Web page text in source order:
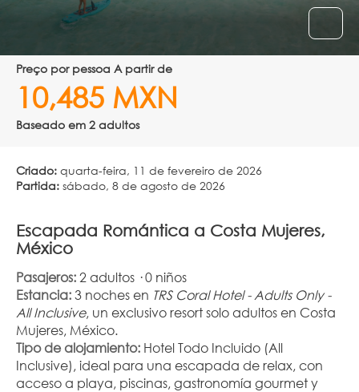
preço por pessoa A partir de
10,485 MXN
Baseado em 2 adultos
Criado: quarta-feira, 11 de fevereiro de 2026
Partida: sábado, 8 de agosto de 2026
Escapada Romántica a Costa Mujeres,
México
Pasajeros: 2 adultos · 0 niños
Estancia: 3 noches en TRS Coral Hotel - Adults Only -
All Inclusive, un exclusivo resort solo adultos en Costa
Mujeres, México.
Tipo de alojamiento: Hotel Todo Incluido (All
Inclusive), ideal para una escapada de relax, con
acceso a playa, piscinas, gastronomía gourmet y